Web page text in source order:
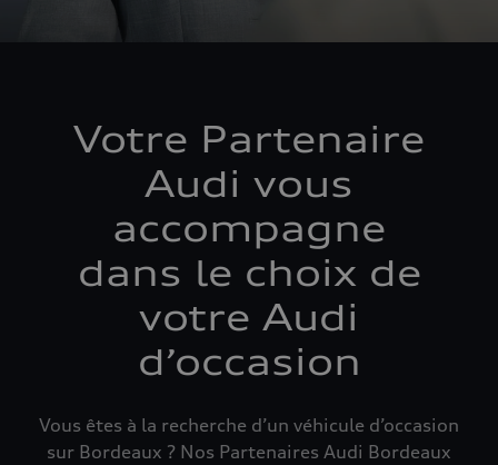
Votre Partenaire
Audi vous
accompagne
dans le choix de
votre Audi
d’occasion
Vous êtes à la recherche d’un véhicule d’occasion
sur Bordeaux ? Nos Partenaires Audi Bordeaux